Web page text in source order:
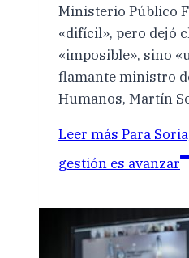
Ministerio Público
«difícil», pero dejó
«imposible», sino
flamante ministro
Humanos, Martín
Leer más Para
gestión es avanzar